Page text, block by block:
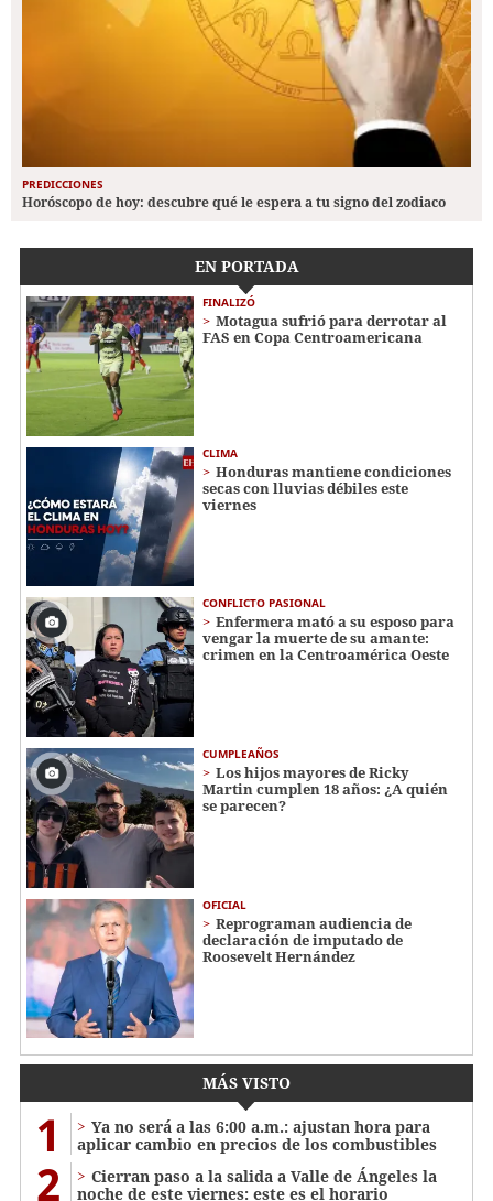
PREDICCIONES
Horóscopo de hoy: descubre qué le espera a tu signo del zodiaco
EN PORTADA
FINALIZÓ
Motagua sufrió para derrotar al
FAS en Copa Centroamericana
CLIMA
Honduras mantiene condiciones
secas con lluvias débiles este
viernes
CONFLICTO PASIONAL
Enfermera mató a su esposo para
vengar la muerte de su amante:
crimen en la Centroamérica Oeste
CUMPLEAÑOS
Los hijos mayores de Ricky
Martin cumplen 18 años: ¿A quién
se parecen?
OFICIAL
Reprograman audiencia de
declaración de imputado de
Roosevelt Hernández
MÁS VISTO
1
Ya no será a las 6:00 a.m.: ajustan hora para
aplicar cambio en precios de los combustibles
2
Cierran paso a la salida a Valle de Ángeles la
noche de este viernes: este es el horario